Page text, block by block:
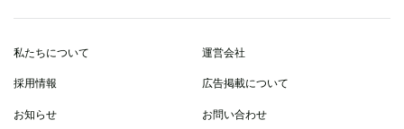
私たちについて 運営会社
採用情報 広告掲載について
お知らせ お問い合わせ